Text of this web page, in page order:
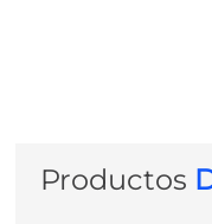
Productos